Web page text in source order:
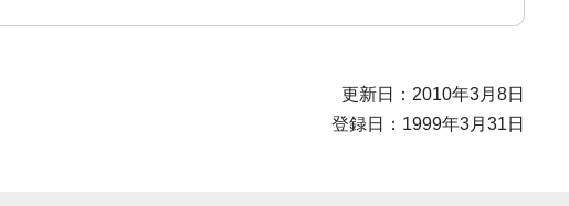
更新日：2010年3月8日
登録日：1999年3月31日